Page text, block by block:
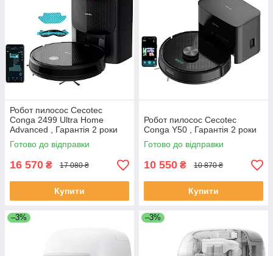
Робот пилосос Cecotec
Conga 2499 Ultra Home
Advanced , Гарантія 2 роки
Готово до відправки
16 570 ₴ 17 080 ₴
Купити
Робот пилосос Cecotec
Conga Y50 , Гарантія 2 роки
Готово до відправки
10 550 ₴ 10 870 ₴
Купити
–3% –3%